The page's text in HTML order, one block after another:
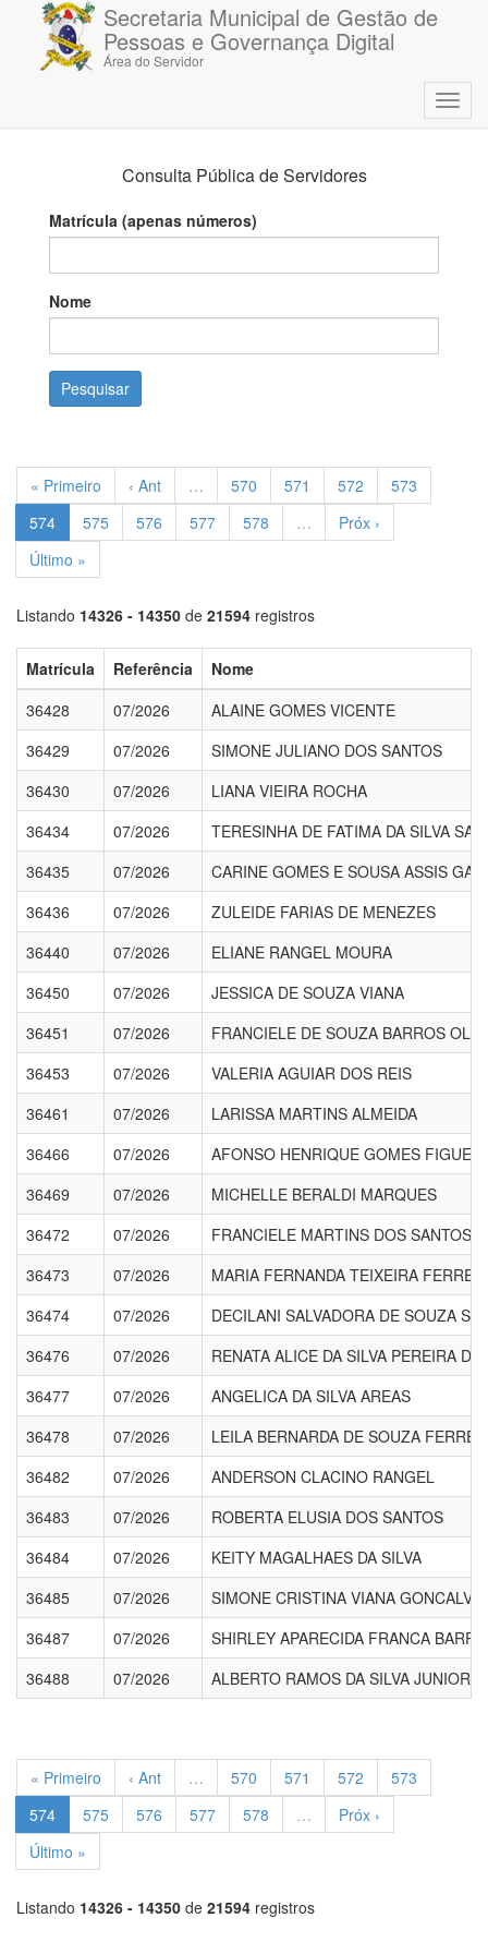
Secretaria Municipal de Gestão de
Pessoas e Governança Digital
Área do Servidor
Consulta Pública de Servidores
Matrícula (apenas números)
Nome
« Primeiro ‹ Ant … 570 571 572
573
574
575 576 577 578 …
Próx ›
Último »
Listando 14326 - 14350 de 21594 registros
Matrícula Referência
Nome
36428
07/2026
ALAINE GOMES VICENTE
36429
07/2026
SIMONE JULIANO DOS SANTOS
36430
07/2026
LIANA VIEIRA ROCHA
36434
07/2026
TERESINHA DE FATIMA DA SILVA
36435
07/2026
CARINE GOMES E SOUSA ASSIS
36436
07/2026
ZULEIDE FARIAS DE MENEZES
36440
07/2026
ELIANE RANGEL MOURA
36450
07/2026
JESSICA DE SOUZA VIANA
36451
07/2026
FRANCIELE DE SOUZA BARROS
36453
07/2026
VALERIA AGUIAR DOS REIS
36461
07/2026
LARISSA MARTINS ALMEIDA
36466
07/2026
AFONSO HENRIQUE GOMES
36469
07/2026
MICHELLE BERALDI MARQUES
36472
07/2026
FRANCIELE MARTINS DOS SANTOS
36473
07/2026
MARIA FERNANDA TEIXEIRA
36474
07/2026
DECILANI SALVADORA DE SOUZA
36476
07/2026
RENATA ALICE DA SILVA PEREIRA
36477
07/2026
ANGELICA DA SILVA AREAS
36478
07/2026
LEILA BERNARDA DE SOUZA
36482
07/2026
ANDERSON CLACINO RANGEL
36483
07/2026
ROBERTA ELUSIA DOS SANTOS
36484
07/2026
KEITY MAGALHAES DA SILVA
36485
07/2026
SIMONE CRISTINA VIANA
36487
07/2026
SHIRLEY APARECIDA FRANCA
36488
07/2026 ALBERTO RAMOS DA SILVA JUNIOR
« Primeiro ‹ Ant … 570 571 572
573
574
575 576 577 578 …
Próx ›
Último »
Listando 14326 - 14350 de 21594 registros